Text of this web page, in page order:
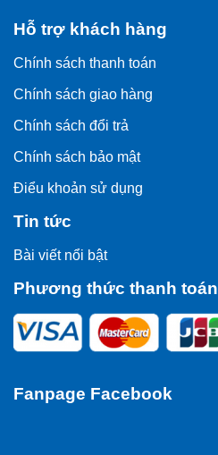
Hỗ trợ khách hàng
Chính sách thanh toán
Chính sách giao hàng
Chính sách đổi trả
Chính sách bảo mật
Điểu khoản sử dụng
Tin tức
Bài viết nổi bật
Phương thức thanh toán
Fanpage Facebook